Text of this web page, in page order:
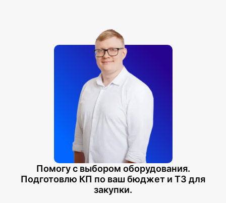
Помогу с выбором оборудования.
Подготовлю КП по ваш бюджет и ТЗ для
закупки.